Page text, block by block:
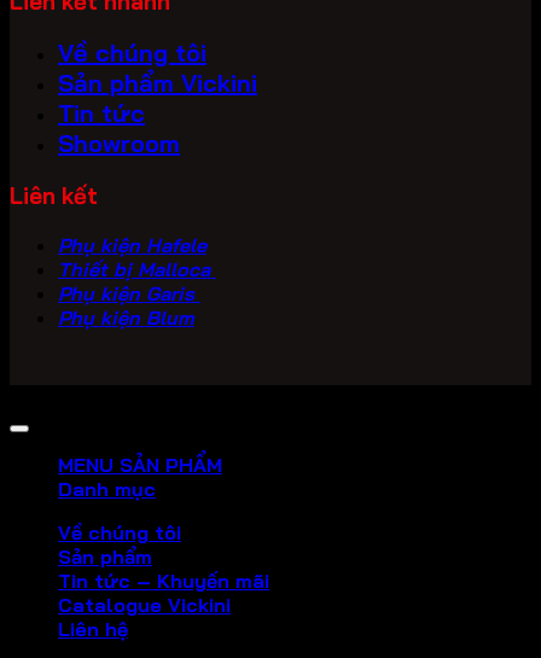
Về chúng tôi
Sản phẩm Vickini
Tin tức
Showroom
Liên kết
Phụ kiện Hafele
Thiết bị Malloca
Phụ kiện Garis
Phụ kiện Blum
MENU SẢN PHẨM
Danh mục
Về chúng tôi
Sản phẩm
Tin tức – Khuyến mãi
Catalogue Vickini
Liên hệ